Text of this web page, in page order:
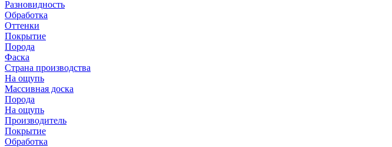
Разновидность
Обработка
Оттенки
Покрытие
Порода
Фаска
Страна производства
На ощупь
Массивная доска
Порода
На ощупь
Производитель
Покрытие
Обработка